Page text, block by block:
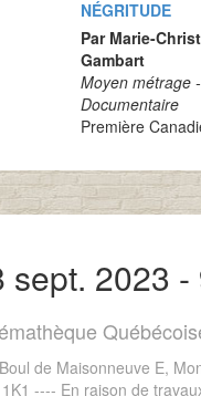
NÉGRITUDE
Par Marie-
Gambart
Moyen métrage -
Documentaire
Première
sept. 2023 -
de Maisonneuve E,
---- En raison de